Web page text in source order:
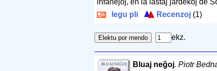
legu pli
Recenzoj (1)
ekz.
Bluaj neĝoj.Piotr